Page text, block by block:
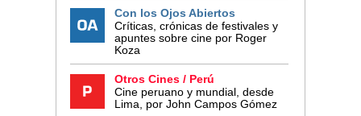
Con los Ojos Abiertos
Críticas, crónicas de festivales y
apuntes sobre cine por Roger
Koza
Otros Cines / Perú
Cine peruano y mundial, desde
Lima, por John Campos Gómez